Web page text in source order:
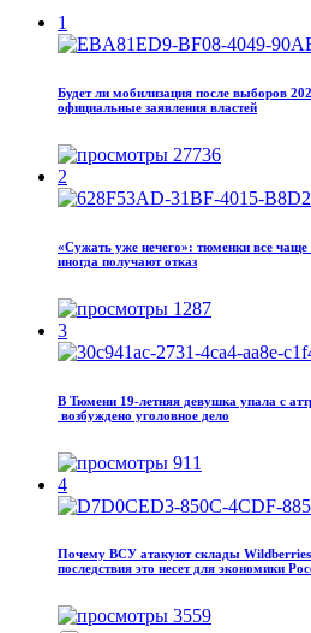
1
Будет ли мобилизация после выборов
официальные заявления властей
27736
2
«Сужать уже нечего»: тюменки все чаще
иногда получают отказ
1287
3
В Тюмени 19‑летняя девушка упала с
возбуждено уголовное дело
911
4
Почему ВСУ атакуют склады Wildberries:
последствия это несет для экономики
3559